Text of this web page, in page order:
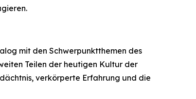
mit den Schwerpunktthemen des
Teilen der heutigen Kultur der
verkörperte Erfahrung und die